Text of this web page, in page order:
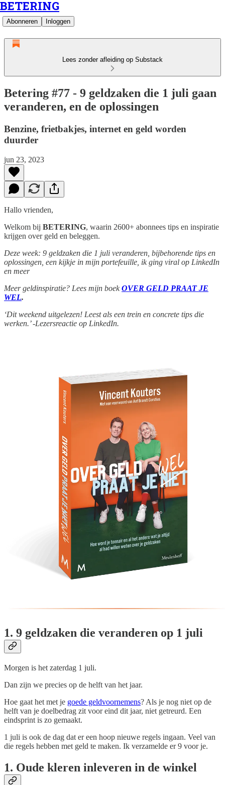
BETERING
Abonneren Inloggen
Lees zonder afleiding op Substack
Betering #77 - 9 geldzaken die 1 juli gaan
veranderen, en de oplossingen
Benzine, frietbakjes, internet en geld worden
duurder
jun 23, 2023
Hallo vrienden,
Welkom bij BETERING, waarin 2600+ abonnees tips en inspiratie
krijgen over geld en beleggen.
Deze week: 9 geldzaken die 1 juli veranderen, bijbehorende tips en
oplossingen, een kijkje in mijn portefeuille, ik ging viral op LinkedIn
en meer
Meer geldinspiratie? Lees mijn boek OVER GELD PRAAT JE
WEL.
‘Dit weekend uitgelezen! Leest als een trein en concrete tips die
werken.’ -Lezersreactie op LinkedIn.
1. 9 geldzaken die veranderen op 1 juli
Morgen is het zaterdag 1 juli.
Dan zijn we precies op de helft van het jaar.
Hoe gaat het met je goede geldvoornemens? Als je nog niet op de
helft van je doelbedrag zit voor eind dit jaar, niet getreurd. Een
eindsprint is zo gemaakt.
1 juli is ook de dag dat er een hoop nieuwe regels ingaan. Veel van
die regels hebben met geld te maken. Ik verzamelde er 9 voor je.
1. Oude kleren inleveren in de winkel